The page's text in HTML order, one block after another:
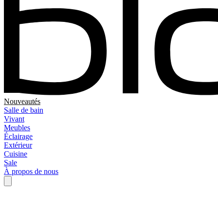
Nouveautés
Salle de bain
Vivant
Meubles
Éclairage
Extérieur
Cuisine
Sale
À propos de nous